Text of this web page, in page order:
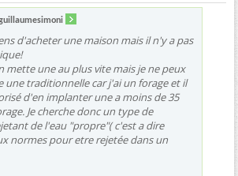
d'acheter une maison mais il n'y a pas
mette une au plus vite mais je ne peux
une traditionnelle car j'ai un forage et il
d'en implanter une a moins de 35
Je cherche donc un type de
de l'eau "propre"( c'est a dire
normes pour etre rejetée dans un